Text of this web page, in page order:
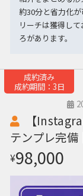
約30分と省力化
リーチは獲得し
ろがあります。
成約済み
成約期間：3日
【
テンプレ完
¥98,000